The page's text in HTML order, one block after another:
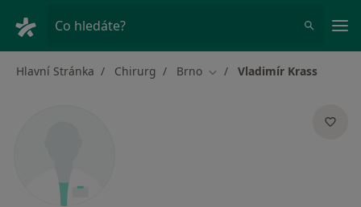
Co hledáte?
Hlavní Stránka Chirurg Brno Změna města
Vladimír Krass